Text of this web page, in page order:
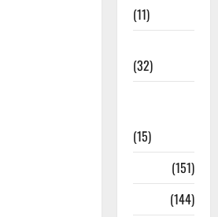
(11)
(32)
(15)
(151)
(144)